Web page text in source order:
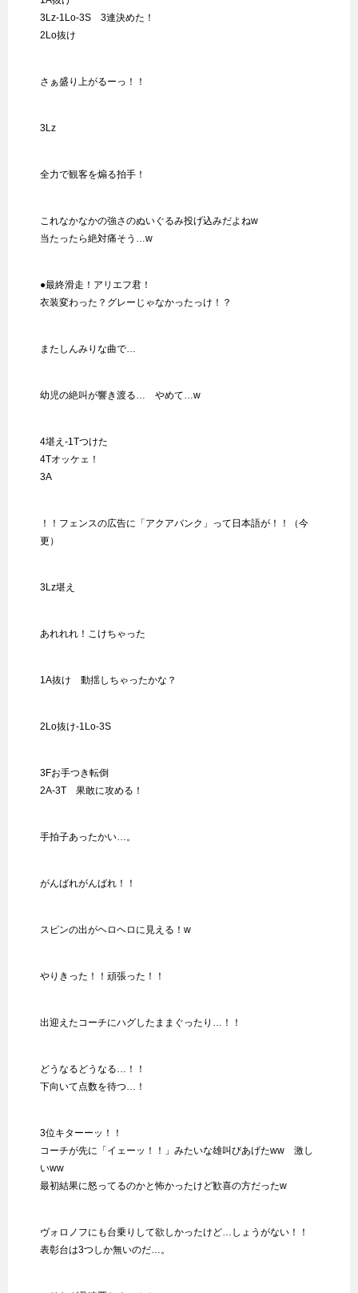
3Lz-1Lo-3S 3連決めた！
2Lo抜け
さぁ盛り上がるーっ！！
3Lz
全力で観客を煽る拍手！
これなかなかの強さのぬいぐるみ投げ込みだよねw
当たったら絶対痛そう…w
●最終滑走！アリエフ君！
衣装変わった？グレーじゃなかったっけ！？
またしんみりな曲で…
幼児の絶叫が響き渡る… やめて…w
4堪え-1Tつけた
4Tオッケェ！
3A
！！フェンスの広告に「アクアバンク」って日本語が！！（今
更）
3Lz堪え
あれれれ！こけちゃった
1A抜け 動揺しちゃったかな？
2Lo抜け-1Lo-3S
3Fお手つき転倒
2A-3T 果敢に攻める！
手拍子あったかい…。
がんばれがんばれ！！
スピンの出がヘロヘロに見える！w
やりきった！！頑張った！！
出迎えたコーチにハグしたままぐったり…！！
どうなるどうなる…！！
下向いて点数を待つ…！
3位キターーッ！！
コーチが先に「イェーッ！！」みたいな雄叫びあげたww 激し
いww
最初結果に怒ってるのかと怖かったけど歓喜の方だったw
ヴォロノフにも台乗りして欲しかったけど…しょうがない！！
表彰台は3つしか無いのだ…。